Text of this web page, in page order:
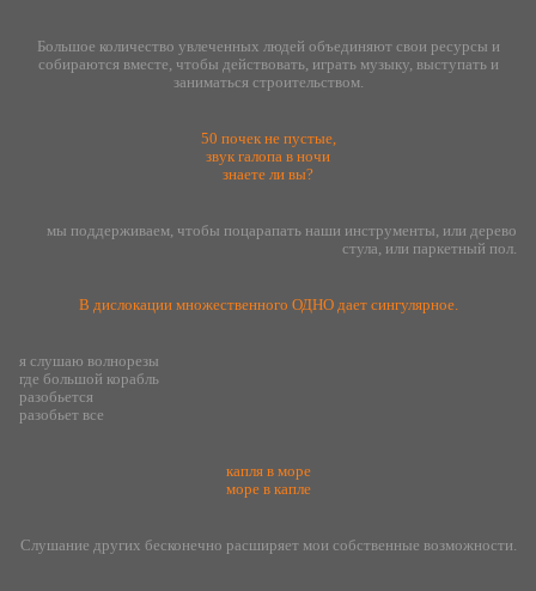
Большое количество увлеченных людей объединяют свои ресурсы и
собираются вместе, чтобы действовать, играть музыку, выступать и
заниматься строительством.
50 почек не пустые,
звук галопа в ночи
знаете ли вы?
мы поддерживаем, чтобы поцарапать наши инструменты, или дерево
стула, или паркетный пол.
В дислокации множественного ОДНО дает сингулярное.
я слушаю волнорезы
где большой корабль
разобьется
разобьет все
капля в море
море в капле
Слушание других бесконечно расширяет мои собственные возможности.